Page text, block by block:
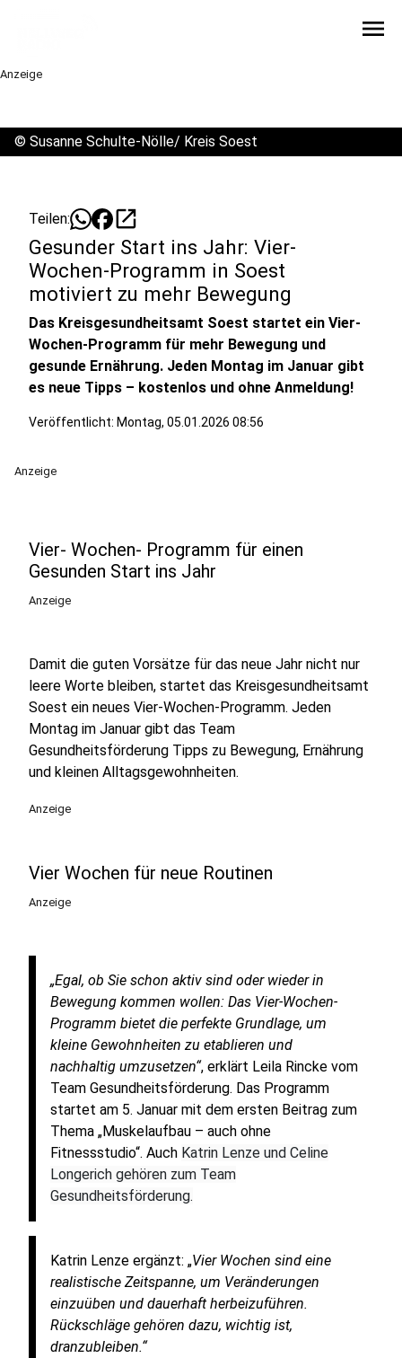
menu
Anzeige
© Susanne Schulte-Nölle/ Kreis Soest
Teilen: open_in_new
Gesunder Start ins Jahr: Vier-
Wochen-Programm in Soest
motiviert zu mehr Bewegung
Das Kreisgesundheitsamt Soest startet ein Vier-
Wochen-Programm für mehr Bewegung und
gesunde Ernährung. Jeden Montag im Januar gibt
es neue Tipps – kostenlos und ohne Anmeldung!
Veröffentlicht: Montag, 05.01.2026 08:56
Anzeige
Vier- Wochen- Programm für einen
Gesunden Start ins Jahr
Anzeige
Damit die guten Vorsätze für das neue Jahr nicht nur
leere Worte bleiben, startet das Kreisgesundheitsamt
Soest ein neues Vier-Wochen-Programm. Jeden
Montag im Januar gibt das Team
Gesundheitsförderung Tipps zu Bewegung, Ernährung
und kleinen Alltagsgewohnheiten.
Anzeige
Vier Wochen für neue Routinen
Anzeige
„Egal, ob Sie schon aktiv sind oder wieder in
Bewegung kommen wollen: Das Vier-Wochen-
Programm bietet die perfekte Grundlage, um
kleine Gewohnheiten zu etablieren und
nachhaltig umzusetzen“, erklärt Leila Rincke vom
Team Gesundheitsförderung. Das Programm
startet am 5. Januar mit dem ersten Beitrag zum
Thema „Muskelaufbau – auch ohne
Fitnessstudio“. Auch Katrin Lenze und Celine
Longerich gehören zum Team
Gesundheitsförderung.
Katrin Lenze ergänzt: „Vier Wochen sind eine
realistische Zeitspanne, um Veränderungen
einzuüben und dauerhaft herbeizuführen.
Rückschläge gehören dazu, wichtig ist,
dranzubleiben.“